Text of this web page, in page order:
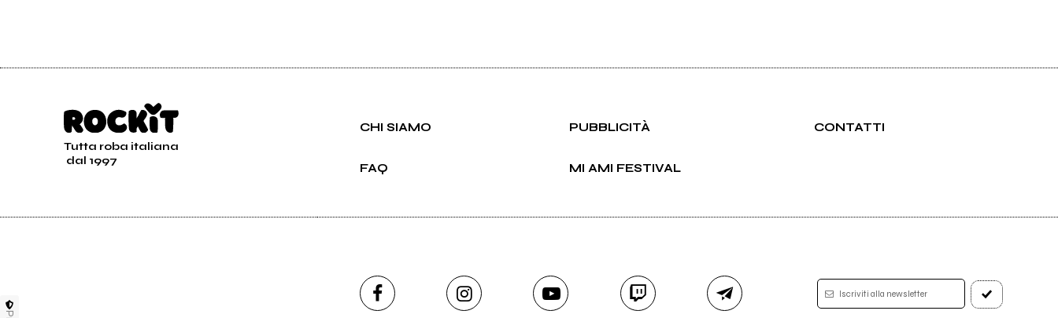
Tutta roba italiana
dal 1997
CHI SIAMO PUBBLICITÀ CONTATTI
FAQ MI AMI FESTIVAL
Iscriviti alla newsletter